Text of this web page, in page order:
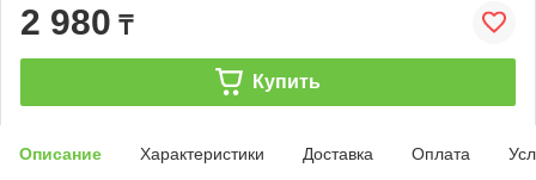
2 980 ₸
Купить
Описание Характеристики Доставка Оплата